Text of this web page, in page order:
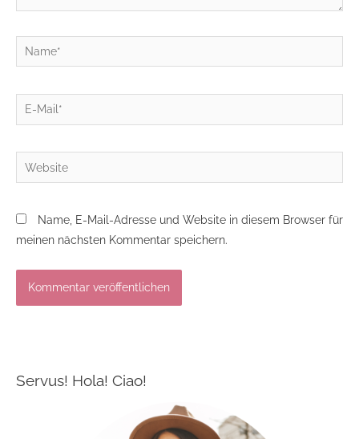
Name*
E-
Mail*
Website
Name, E-Mail-Adresse und Website in diesem Browser für
meinen nächsten Kommentar speichern.
Servus! Hola! Ciao!